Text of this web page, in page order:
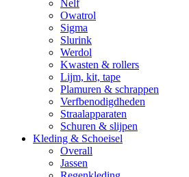
Nelf
Owatrol
Sigma
Slurink
Werdol
Kwasten & rollers
Lijm, kit, tape
Plamuren & schrappen
Verfbenodigdheden
Straalapparaten
Schuren & slijpen
Kleding & Schoeisel
Overall
Jassen